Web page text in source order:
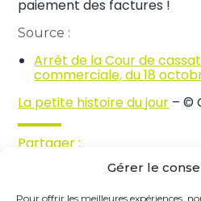
Gérer le
Pour offrir les meilleures expériences,
paiement des factures !
Source :
Arrêt de la Cour de
commerciale, du 18
La petite histoire du jour – ©
Partager :
FaceBook
TwitterLinkedIn